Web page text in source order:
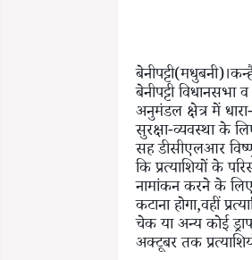
बेनीपट्टी
अनुमंडल क्षेत्र में
सुरक्षा-व्यवस्था के
सह डीसीएलआर
कि प्रत्याशियों के
नामांकन करने के
कटाना होगा,वहीं
चेक या अन्य कोई
अक्टूबर तक